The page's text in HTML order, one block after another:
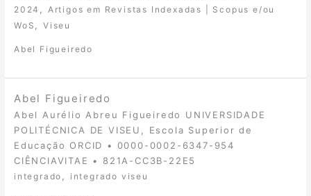
2024 , Artigos em Revistas Indexadas | Scopus e/ou
WoS ,Viseu
Abel Figueiredo
Abel Figueiredo
Abel Aurélio Abreu Figueiredo UNIVERSIDADE
POLITÉCNICA DE VISEU, Escola Superior de
Educação ORCID • 0000-0002-6347-954
CIÊNCIAVITAE • 821A-CC3B-22E5
integrado integrado viseu